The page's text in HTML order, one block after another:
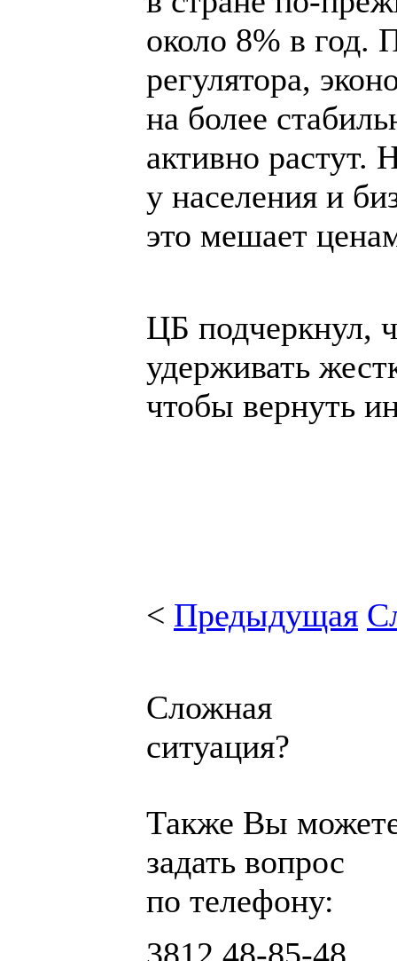
около 8% в год.
регулятора,
на более
активно
у населения и
это мешает
ЦБ подчеркнул,
удерживать
чтобы вернуть
< Предыдущая
Сложная
ситуация?
Также Вы
задать вопрос
по телефону: